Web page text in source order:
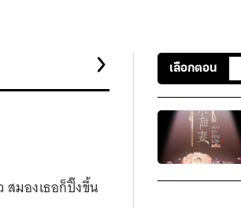
สมองเธอก็ปิ๊งขึ้น
เลือกตอน